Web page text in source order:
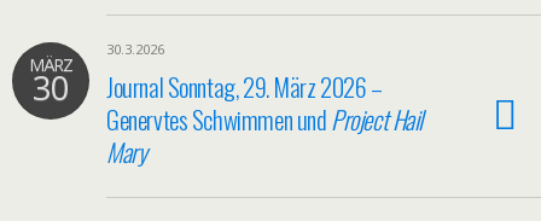
MÄRZ
30
30.3.2026
Journal Sonntag, 29. März 2026 –
Genervtes Schwimmen undProject Hail
Mary